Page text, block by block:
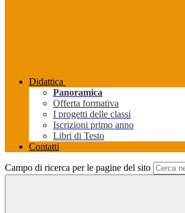
Didattica
Panoramica
Offerta formativa
I progetti delle classi
Iscrizioni primo anno
Libri di Testo
Contatti
Campo di ricerca per le pagine del sito